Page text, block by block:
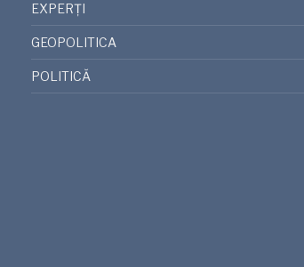
EXPERȚI
GEOPOLITICA
POLITICĂ